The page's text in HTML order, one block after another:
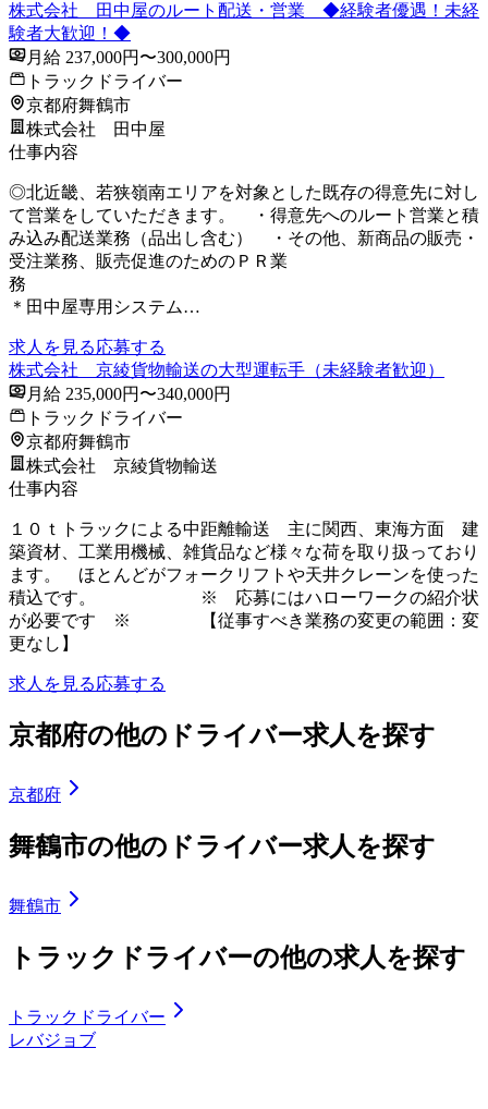
株式会社 田中屋のルート配送・営業 ◆経験者優遇！未経
験者大歓迎！◆
月給 237,000円〜300,000円
トラックドライバー
京都府舞鶴市
株式会社 田中屋
仕事内容
◎北近畿、若狭嶺南エリアを対象とした既存の得意先に対し
て営業をしていただきます。 ・得意先へのルート営業と積
み込み配送業務（品出し含む） ・その他、新商品の販売・
受注業務、販売促進のためのＰＲ業
＊田中屋専用システム…
求人を見る応募する
株式会社 京綾貨物輸送の大型運転手（未経験者歓迎）
月給 235,000円〜340,000円
トラックドライバー
京都府舞鶴市
株式会社 京綾貨物輸送
仕事内容
１０ｔトラックによる中距離輸送 主に関西、東海方面 建
築資材、工業用機械、雑貨品など様々な荷を取り扱っており
ます。 ほとんどがフォークリフトや天井クレーンを使った
積込です。 ※ 応募にはハローワークの紹介状
が必要です ※ 【従事すべき業務の変更の範囲：変
更なし】
求人を見る応募する
京都府の他のドライバー求人を探す
京都府
舞鶴市の他のドライバー求人を探す
舞鶴市
トラックドライバーの他の求人を探す
トラックドライバー
レバジョブ